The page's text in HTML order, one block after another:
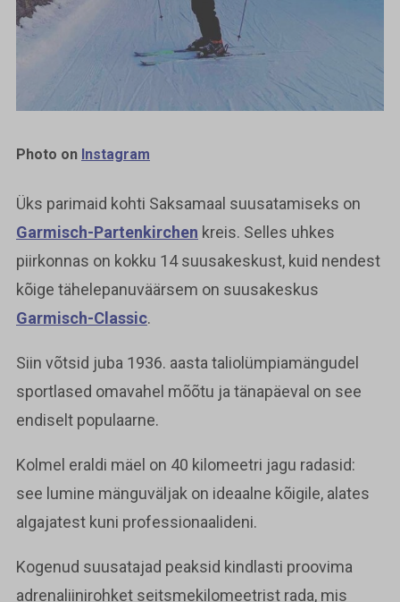
Photo on Instagram
Üks parimaid kohti Saksamaal suusatamiseks on
Garmisch-Partenkirchen kreis. Selles uhkes
piirkonnas on kokku 14 suusakeskust, kuid nendest
kõige tähelepanuväärsem on suusakeskus
Garmisch-Classic.
Siin võtsid juba 1936. aasta taliolümpiamängudel
sportlased omavahel mõõtu ja tänapäeval on see
endiselt populaarne.
Kolmel eraldi mäel on 40 kilomeetri jagu radasid:
see lumine mänguväljak on ideaalne kõigile, alates
algajatest kuni professionaalideni.
Kogenud suusatajad peaksid kindlasti proovima
adrenaliinirohket seitsmekilomeetrist rada, mis